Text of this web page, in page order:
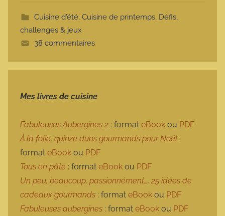
e
Cuisine d'été, Cuisine de printemps, Défis,
challenges & jeux
38 commentaires
Mes livres de cuisine
Fabuleuses Aubergines 2 : format eBook ou PDF
À la folie, quinze duos gourmands pour Noël :
format eBook ou PDF
Tous en pâte : format eBook ou PDF
Un peu, beaucoup, passionnément…, 25 idées de
cadeaux gourmands : format eBook ou PDF
Fabuleuses aubergines : format eBook ou PDF